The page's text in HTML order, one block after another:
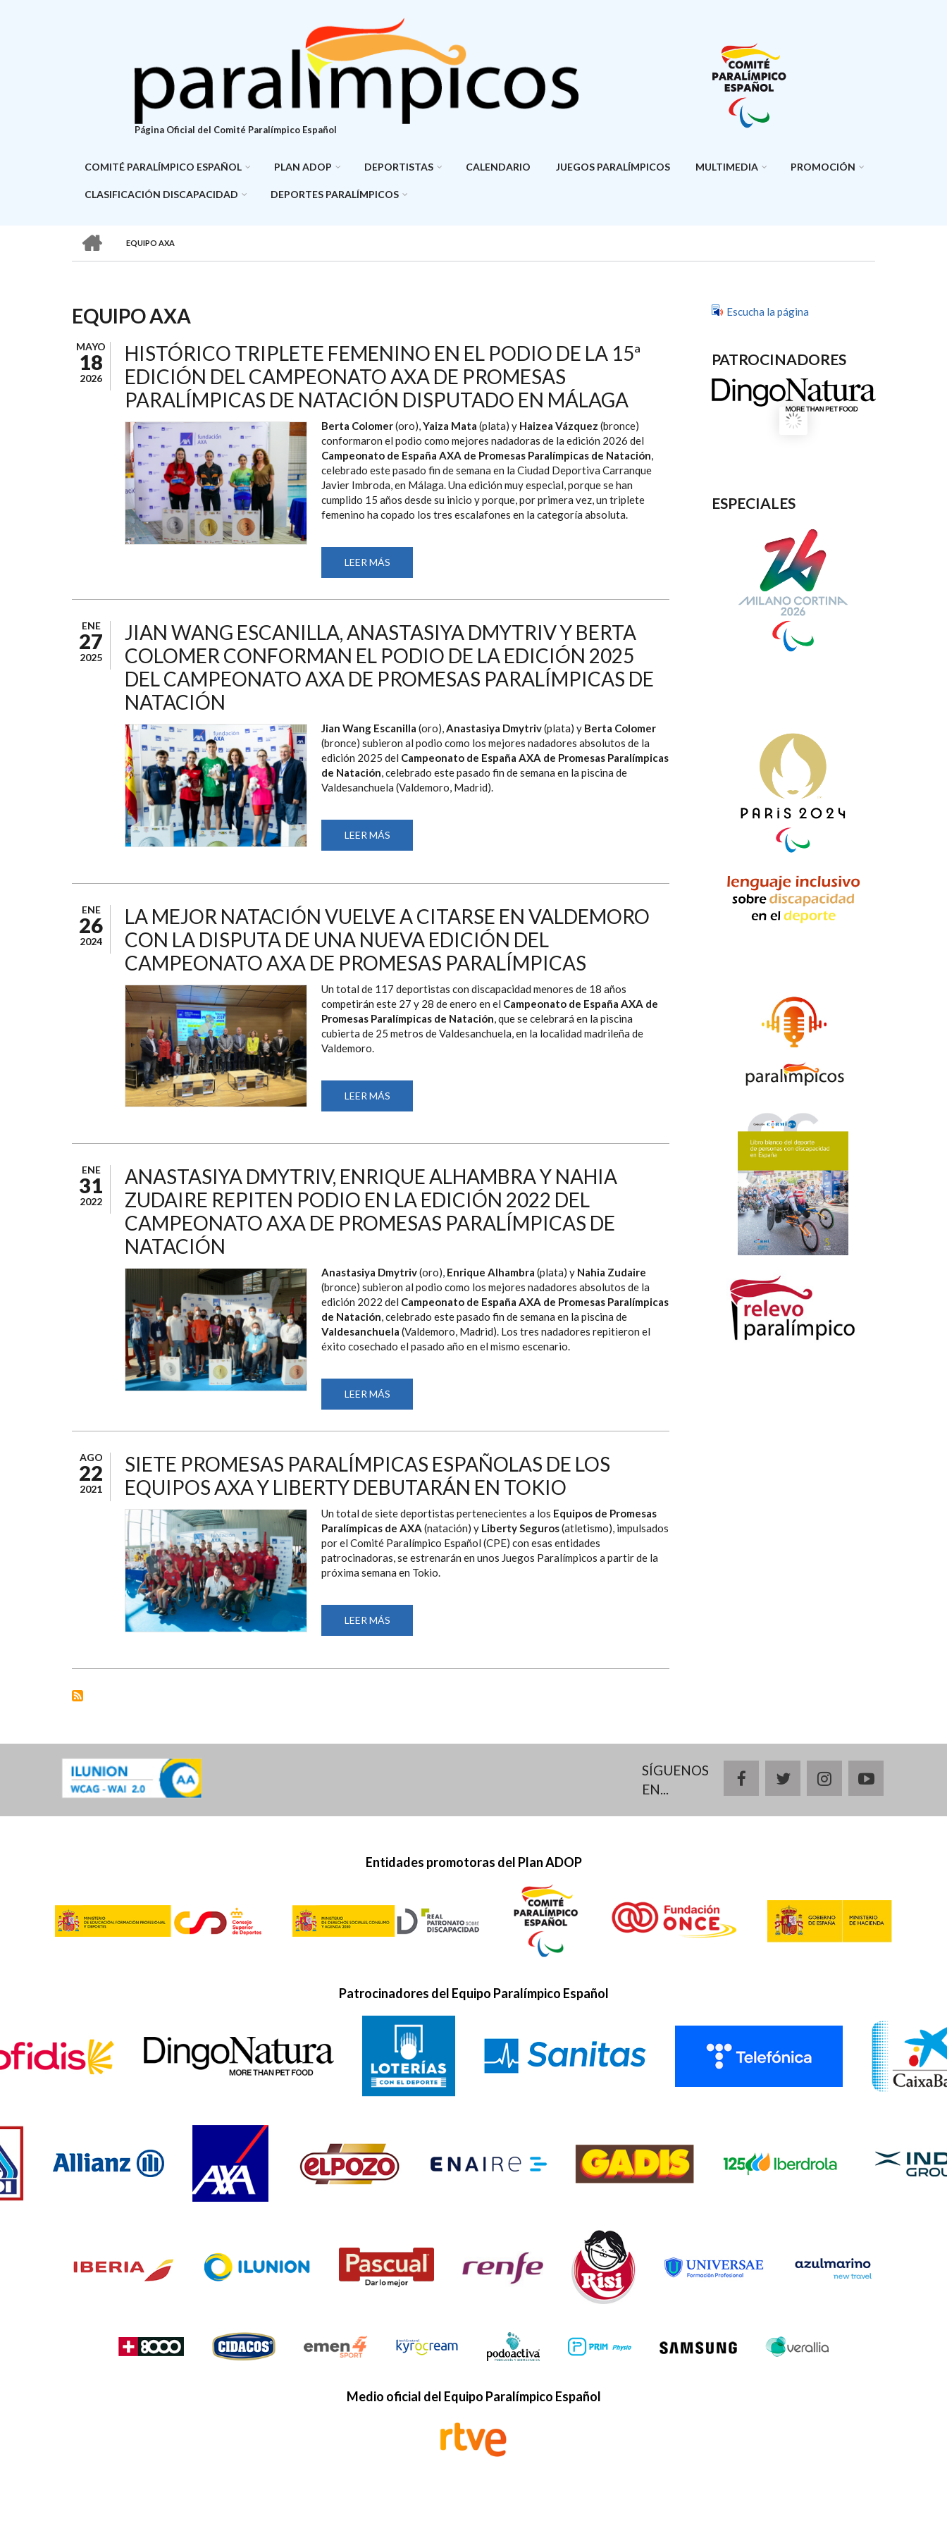
Página Oficial del Comité Paralímpico Español
COMITÉ PARALÍMPICO ESPAÑOL PLAN ADOP DEPORTISTAS CALENDARIO JUEGOS PARALÍMPICOS MULTIMEDIA PROMOCIÓN
CLASIFICACIÓN DISCAPACIDAD DEPORTES PARALÍMPICOS
SOBRESCRIBIR
DE
AYUDA
A
LA
NAVEGACIÓN
EQUIPO AXA
EQUIPO AXA
MAYO
18
2026
HISTÓRICO TRIPLETE FEMENINO EN EL PODIO DE LA 15ª
EDICIÓN DEL CAMPEONATO AXA DE PROMESAS
PARALÍMPICAS DE NATACIÓN DISPUTADO EN MÁLAGA
Berta Colomer(oro),Yaiza Mata (plata) y Haizea Vázquez (bronce)
conformaron el podio como mejores nadadoras de la edición 2026 del
Campeonato de España AXA de Promesas Paralímpicas de Natación,
celebrado este pasado fin de semana en la Ciudad Deportiva Carranque
Javier Imbroda, en Málaga. Una edición muy especial, porque se han
cumplido 15 años desde su inicio y porque, por primera vez, un triplete
femenino ha copado los tres escalafones en la categoría absoluta.
LEER MÁS
TRIPLETE
EN
DE
LA
15ª
EDICIÓN
DEL
CAMPEONATO
AXA
DE
NATACIÓN
DISPUTADO
EN
MÁLAGA
ENE
27
2025
JIAN WANG ESCANILLA, ANASTASIYA DMYTRIV Y BERTA
COLOMER CONFORMAN EL PODIO DE LA EDICIÓN 2025
DEL CAMPEONATO AXA DE PROMESAS PARALÍMPICAS DE
NATACIÓN
Jian Wang Escanilla (oro),Anastasiya Dmytriv(plata) y Berta Colomer
(bronce) subieron al podio como los mejores nadadores absolutos de la
edición 2025 del Campeonato de España AXA de Promesas Paralímpicas
de Natación, celebrado este pasado fin de semana en la piscina de
Valdesanchuela (Valdemoro, Madrid).
LEER MÁS
WANG
DMYTRIV
COLOMER
CONFORMAN
EL
PODIO
DE
LA
EDICIÓN
2025
DEL
CAMPEONATO
AXA
DE
PROMESAS
ENE
26
2024
LA MEJOR NATACIÓN VUELVE A CITARSE EN VALDEMORO
CON LA DISPUTA DE UNA NUEVA EDICIÓN DEL
CAMPEONATO AXA DE PROMESAS PARALÍMPICAS
Un total de 117 deportistas con discapacidad menores de 18 años
competirán este 27 y 28 de enero en el Campeonato de España AXA de
Promesas Paralímpicas de Natación , que se celebrará en la piscina
cubierta de 25 metros de Valdesanchuela, en la localidad madrileña de
Valdemoro.
LEER MÁS
MEJOR
A
VALDEMORO
CON
LA
DISPUTA
DE
UNA
NUEVA
AXA
DE
PROMESAS
PARALÍMPICAS
ENE
31
2022
ANASTASIYA DMYTRIV, ENRIQUE ALHAMBRA Y NAHIA
ZUDAIRE REPITEN PODIO EN LA EDICIÓN 2022 DEL
CAMPEONATO AXA DE PROMESAS PARALÍMPICAS DE
NATACIÓN
Anastasiya Dmytriv(oro), Enrique Alhambra (plata) y Nahia Zudaire
(bronce) subieron al podio como los mejores nadadores absolutos de la
edición 2022 del Campeonato de España AXA de Promesas Paralímpicas
de Natación, celebrado este pasado fin de semana en la piscina de
Valdesanchuela (Valdemoro, Madrid). Los tres nadadores repitieron el
éxito cosechado el pasado año en el mismo escenario.
LEER MÁS
DMYTRIV,
ALHAMBRA
ZUDAIRE
REPITEN
PODIO
EN
EDICIÓN
2022
DEL
CAMPEONATO
DE
PROMESAS
AGO
22
2021
SIETE PROMESAS PARALÍMPICAS ESPAÑOLAS DE LOS
EQUIPOS AXA Y LIBERTY DEBUTARÁN EN TOKIO
Un total de siete deportistas pertenecientes a los Equipos de Promesas
Paralímpicas de AXA (natación) y Liberty Seguros(atletismo), impulsados
por el Comité Paralímpico Español (CPE) con esas entidades
patrocinadoras, se estrenarán en unos Juegos Paralímpicos a partir de la
próxima semana en Tokio.
LEER MÁS
PROMESAS
DE
Escucha la página
PATROCINADORES
ESPECIALES
SÍGUENOS
EN...
facebooktwitterinstagramyoutube
Entidades promotoras del Plan ADOP
Patrocinadores del Equipo Paralímpico Español
Medio oficial del Equipo Paralímpico Español